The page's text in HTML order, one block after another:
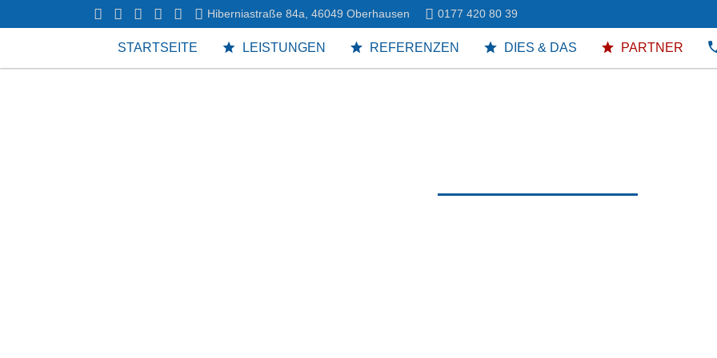
Hiberniastraße 84a, 46049 Oberhausen 0177 420 80 39
STARTSEITE LEISTUNGEN REFERENZEN DIES & DAS PARTNER